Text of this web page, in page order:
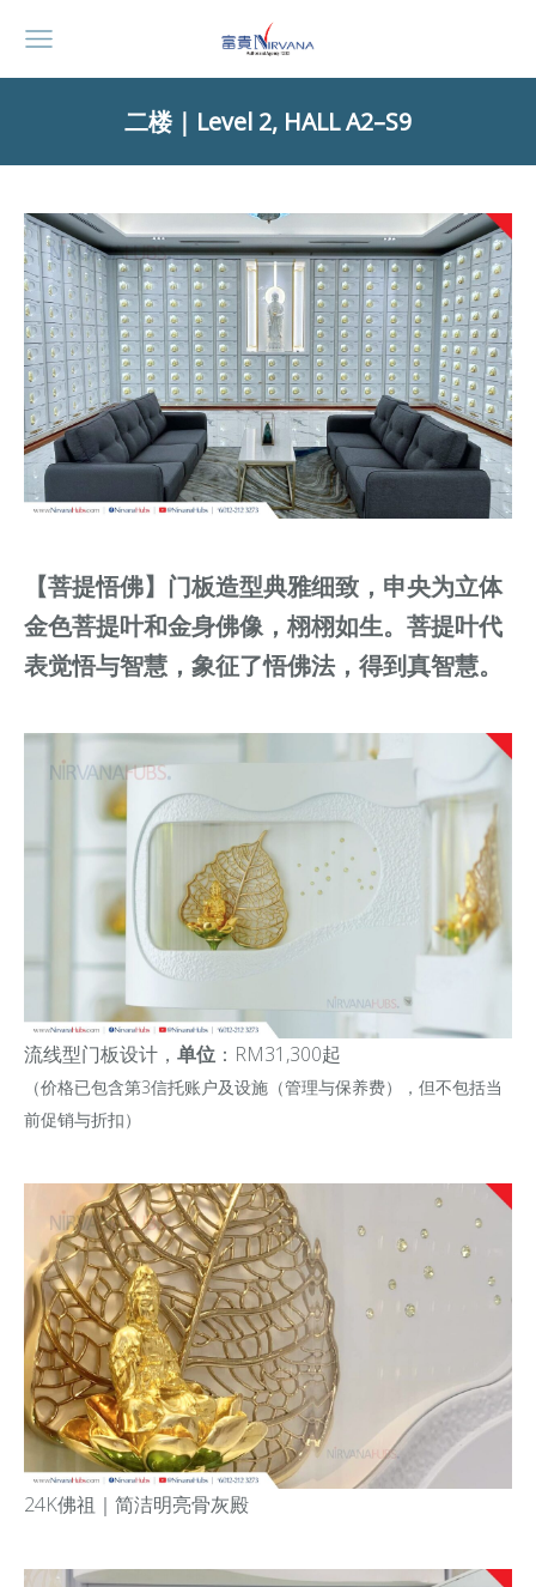
二楼 ｜Level 2, HALL A2–S9
【菩提悟佛】 门板造型典雅细致，申央为立体
金色菩提叶和金身佛像，栩栩如生。菩提叶代
表觉悟与智慧，象征了悟佛法，得到真智慧。
流线型门板设计， 单位 ：RM31,300起
（价格已包含第3信托账户及设施（管理与保养费），但不包括当
前促销与折扣）
24K佛祖｜ 简洁明亮骨灰殿